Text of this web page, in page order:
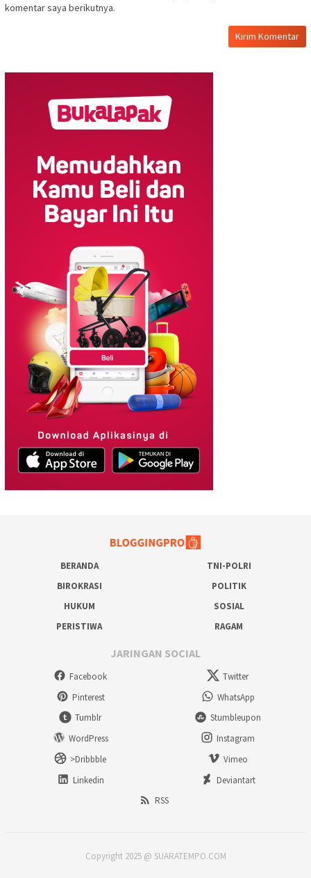
komentar saya berikutnya.
BERANDA
TNI-POLRI
BIROKRASI
POLITIK
HUKUM
SOSIAL
PERISTIWA
RAGAM
JARINGAN SOCIAL
Facebook
Twitter
Pinterest
WhatsApp
Tumblr
Stumbleupon
WordPress
Instagram
>Dribbble
Vimeo
Linkedin
Deviantart
RSS
Copyright 2025 @ SUARATEMPO.COM